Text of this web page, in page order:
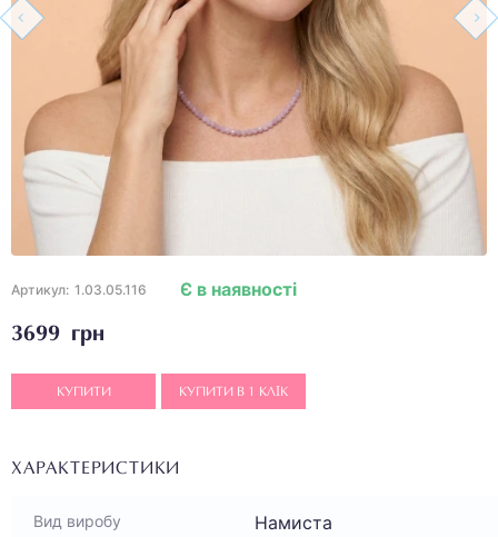
Артикул: 1.03.05.116
3699 грн
Є в наявності
КУПИТИ КУПИТИ В 1 КЛІК
ХАРАКТЕРИСТИКИ
Вид виробу Намиста